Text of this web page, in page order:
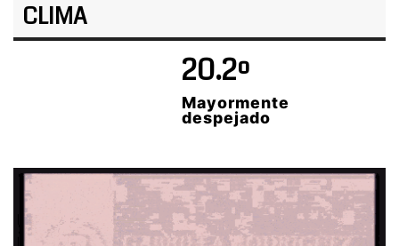
CLIMA
20.2º
Mayormente
despejado